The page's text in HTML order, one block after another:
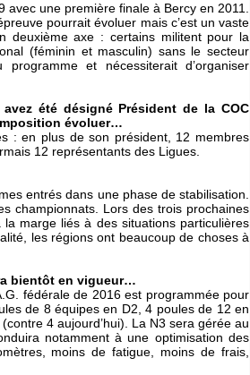
une première finale à Bercy en 2011.
pourrait évoluer mais c’est un vaste
deuxième axe : certains militent pour la
(féminin et masculin) sans le secteur
et nécessiterait d’organiser
été désigné Président de la COC
évoluer…
: en plus de son président, 12 membres
12 représentants des Ligues.
entrés dans une phase de stabilisation.
championnats. Lors des trois prochaines
marge liés à des situations particulières
les régions ont beaucoup de choses à
bientôt en vigueur…
fédérale de 2016 est programmée pour
de 8 équipes en D2, 4 poules de 12 en
4 aujourd’hui). La N3 sera gérée au
notamment à une optimisation des
moins de fatigue, moins de frais,